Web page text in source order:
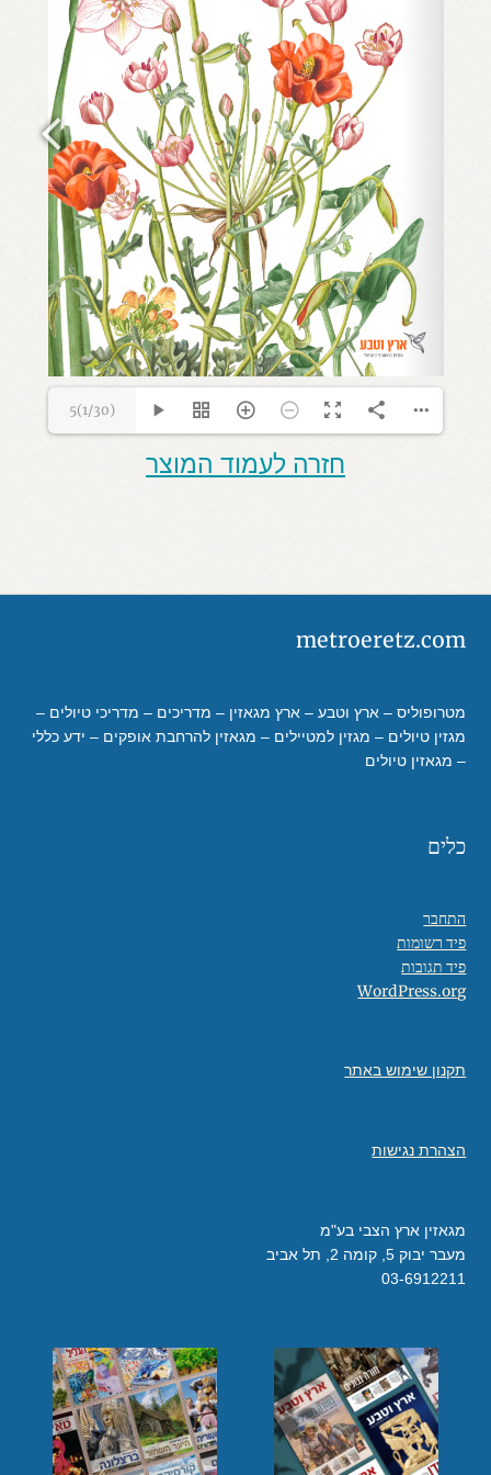
5(1/30)
חזרה לעמוד המוצר
metroeretz.com
מטרופוליס – ארץ וטבע – ארץ מגאזין – מדריכים – מדריכי טיולים –
מגזין טיולים – מגזין למטיילים – מגאזין להרחבת אופקים – ידע כללי
– מגאזין טיולים
כלים
התחבר
פיד רשומות
פיד תגובות
WordPress.org
תקנון שימוש באתר
הצהרת נגישות
מגאזין ארץ הצבי בע"מ
מעבר יבוק 5, קומה 2, תל אביב
03-6912211